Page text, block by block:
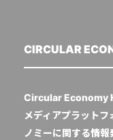
CIRCULAR
Circular Economy
メディアプラット
ノミーに関する情